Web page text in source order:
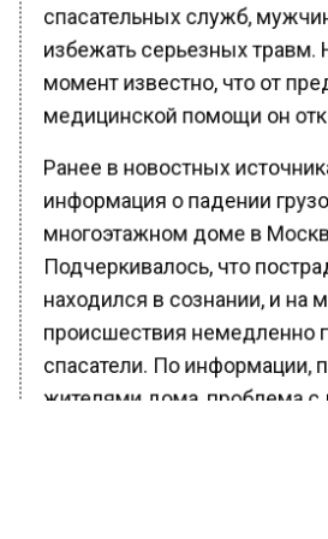
спасательных служб,
избежать серьезных
момент известно, что от
медицинской помощи он
Ранее в новостных
информация о падении
многоэтажном доме в
Подчеркивалось, что
находился в сознании, и на
происшествия немедленно
спасатели. По информации,
жителями дома, проблема